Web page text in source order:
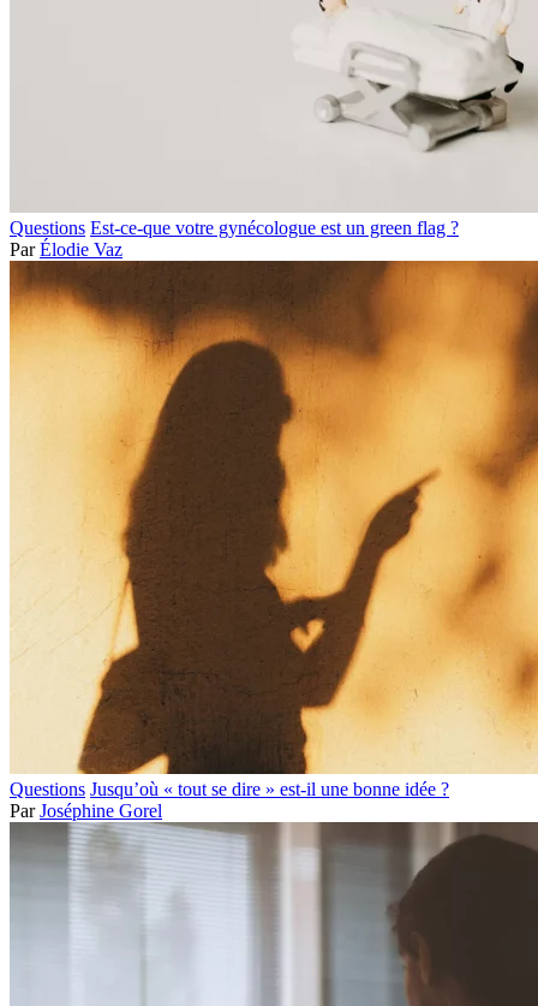
Questions Est-ce-que votre gynécologue est un green flag ?
Par Élodie Vaz
Questions Jusqu’où « tout se dire » est-il une bonne idée ?
Par Joséphine Gorel